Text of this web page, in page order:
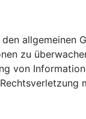
allgemeinen
zu
von